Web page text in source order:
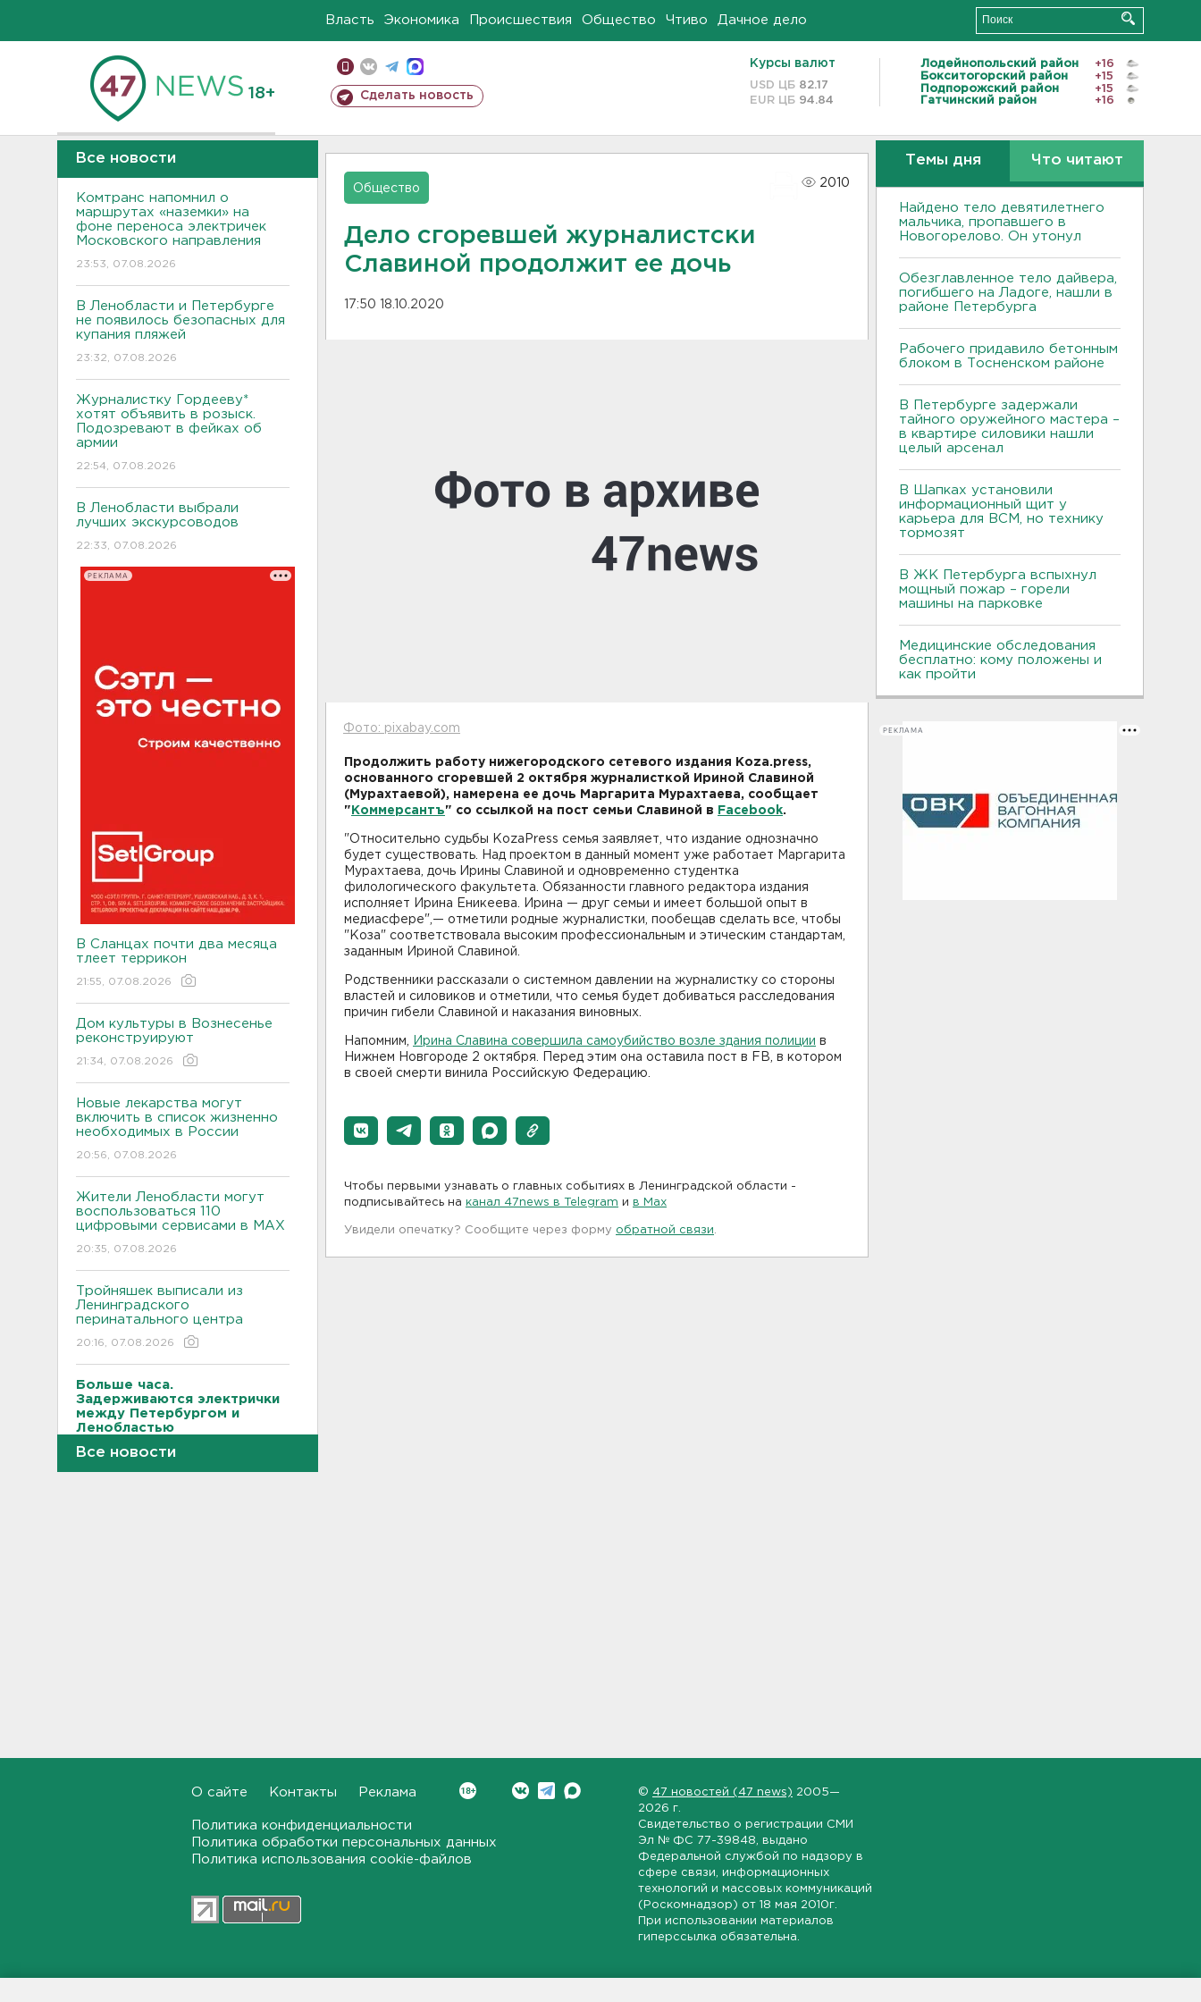
Власть Экономика Происшествия Общество Чтиво Дачное дело
18+ Сделать новость
Курсы валют
USD ЦБ 82.17
EUR ЦБ 94.84
Лодейнопольский район
+16
Бокситогорский район
+15
Подпорожский район
+15
Гатчинский район
+16
Все новости
Комтранс напомнил о
маршрутах «наземки» на
фоне переноса электричек
Московского направления
23:53, 07.08.2026
В Ленобласти и Петербурге
не появилось безопасных для
купания пляжей
23:32, 07.08.2026
Журналистку Гордееву*
хотят объявить в розыск.
Подозревают в фейках об
армии
22:54, 07.08.2026
В Ленобласти выбрали
лучших экскурсоводов
22:33, 07.08.2026
РЕКЛАМА
В Сланцах почти два месяца
тлеет террикон
21:55, 07.08.2026
Дом культуры в Вознесенье
реконструируют
21:34, 07.08.2026
Новые лекарства могут
включить в список жизненно
необходимых в России
20:56, 07.08.2026
Жители Ленобласти могут
воспользоваться 110
цифровыми сервисами в МАХ
20:35, 07.08.2026
Тройняшек выписали из
Ленинградского
перинатального центра
20:16, 07.08.2026
Больше часа.
Задерживаются электрички
между Петербургом и
Ленобластью
19:57, 07.08.2026
Москвы в Петербург
Мобильный медпункт приедет
пережить жару
Все новости
Общество
2010
Дело сгоревшей журналистски
Славиной продолжит ее дочь
17:50 18.10.2020
Фото: pixabay.com
Продолжить работу нижегородского сетевого издания Koza.press,
основанного сгоревшей 2 октября журналисткой Ириной Славиной
(Мурахтаевой), намерена ее дочь Маргарита Мурахтаева, сообщает
" Коммерсантъ" со ссылкой на пост семьи Славиной в Facebook.
"Относительно судьбы KozaPress семья заявляет, что издание однозначно
будет существовать. Над проектом в данный момент уже работает Маргарита
Мурахтаева, дочь Ирины Славиной и одновременно студентка
филологического факультета. Обязанности главного редактора издания
исполняет Ирина Еникеева. Ирина — друг семьи и имеет большой опыт в
медиасфере",— отметили родные журналистки, пообещав сделать все, чтобы
"Коза" соответствовала высоким профессиональным и этическим стандартам,
заданным Ириной Славиной.
Родственники рассказали о системном давлении на журналистку со стороны
властей и силовиков и отметили, что семья будет добиваться расследования
причин гибели Славиной и наказания виновных.
Напомним, Ирина Славина совершила самоубийство возле здания полиции в
Нижнем Новгороде 2 октября. Перед этим она оставила пост в FB, в котором
в своей смерти винила Российскую Федерацию.
Чтобы первыми узнавать о главных событиях в Ленинградской области -
подписывайтесь на канал 47news в Telegram и в Maх
Увидели опечатку? Сообщите через форму обратной связи
Темы дня Что читают
Найдено тело девятилетнего
мальчика, пропавшего в
Новогорелово. Он утонул
Обезглавленное тело дайвера,
погибшего на Ладоге, нашли в
районе Петербурга
Рабочего придавило бетонным
блоком в Тосненском районе
В Петербурге задержали
тайного оружейного мастера –
в квартире силовики нашли
целый арсенал
В Шапках установили
информационный щит у
карьера для ВСМ, но технику
тормозят
В ЖК Петербурга вспыхнул
мощный пожар – горели
машины на парковке
Медицинские обследования
бесплатно: кому положены и
как пройти
РЕКЛАМА
О сайте Контакты Реклама
Политика конфиденциальности
Политика обработки персональных данных
Политика использования cookie-файлов
© 47 новостей (47 news) 2005—
2026 г.
Свидетельство о регистрации СМИ
Эл № ФС 77-39848 , выдано
Федеральной службой по надзору в
сфере связи, информационных
технологий и массовых коммуникаций
(Роскомнадзор) от 18 мая 2010г.
При использовании материалов
гиперссылка обязательна.